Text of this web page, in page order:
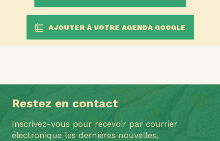
AJOUTER À VOTRE AGENDA GOOGLE
Restez en contact
Inscrivez-vous pour recevoir par courrier
électronique les dernières nouvelles,